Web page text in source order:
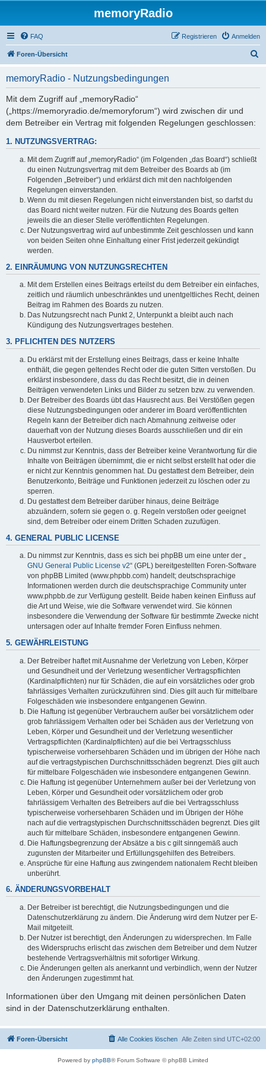
memoryRadio
FAQ Anmelden
Registrieren
Foren-Übersicht
memoryRadio - Nutzungsbedingungen
Mit dem Zugriff auf „memoryRadio“
(„https://memoryradio.de/memoryforum“) wird zwischen dir und
dem Betreiber ein Vertrag mit folgenden Regelungen geschlossen:
1. NUTZUNGSVERTRAG:
Mit dem Zugriff auf „memoryRadio“ (im Folgenden „das Board“) schließt
du einen Nutzungsvertrag mit dem Betreiber des Boards ab (im
Folgenden „Betreiber“) und erklärst dich mit den nachfolgenden
Regelungen einverstanden.
Wenn du mit diesen Regelungen nicht einverstanden bist, so darfst du
das Board nicht weiter nutzen. Für die Nutzung des Boards gelten
jeweils die an dieser Stelle veröffentlichten Regelungen.
Der Nutzungsvertrag wird auf unbestimmte Zeit geschlossen und kann
von beiden Seiten ohne Einhaltung einer Frist jederzeit gekündigt
werden.
2. EINRÄUMUNG VON NUTZUNGSRECHTEN
Mit dem Erstellen eines Beitrags erteilst du dem Betreiber ein einfaches,
zeitlich und räumlich unbeschränktes und unentgeltliches Recht, deinen
Beitrag im Rahmen des Boards zu nutzen.
Das Nutzungsrecht nach Punkt 2, Unterpunkt a bleibt auch nach
Kündigung des Nutzungsvertrages bestehen.
3. PFLICHTEN DES NUTZERS
Du erklärst mit der Erstellung eines Beitrags, dass er keine Inhalte
enthält, die gegen geltendes Recht oder die guten Sitten verstoßen. Du
erklärst insbesondere, dass du das Recht besitzt, die in deinen
Beiträgen verwendeten Links und Bilder zu setzen bzw. zu verwenden.
Der Betreiber des Boards übt das Hausrecht aus. Bei Verstößen gegen
diese Nutzungsbedingungen oder anderer im Board veröffentlichten
Regeln kann der Betreiber dich nach Abmahnung zeitweise oder
dauerhaft von der Nutzung dieses Boards ausschließen und dir ein
Hausverbot erteilen.
Du nimmst zur Kenntnis, dass der Betreiber keine Verantwortung für die
Inhalte von Beiträgen übernimmt, die er nicht selbst erstellt hat oder die
er nicht zur Kenntnis genommen hat. Du gestattest dem Betreiber, dein
Benutzerkonto, Beiträge und Funktionen jederzeit zu löschen oder zu
sperren.
Du gestattest dem Betreiber darüber hinaus, deine Beiträge
abzuändern, sofern sie gegen o. g. Regeln verstoßen oder geeignet
sind, dem Betreiber oder einem Dritten Schaden zuzufügen.
4. GENERAL PUBLIC LICENSE
Du nimmst zur Kenntnis, dass es sich bei phpBB um eine unter der „
GNU General Public License v2“ (GPL) bereitgestellten Foren-Software
von phpBB Limited (www.phpbb.com) handelt; deutschsprachige
Informationen werden durch die deutschsprachige Community unter
www.phpbb.de zur Verfügung gestellt. Beide haben keinen Einfluss auf
die Art und Weise, wie die Software verwendet wird. Sie können
insbesondere die Verwendung der Software für bestimmte Zwecke nicht
untersagen oder auf Inhalte fremder Foren Einfluss nehmen.
5. GEWÄHRLEISTUNG
Der Betreiber haftet mit Ausnahme der Verletzung von Leben, Körper
und Gesundheit und der Verletzung wesentlicher Vertragspflichten
(Kardinalpflichten) nur für Schäden, die auf ein vorsätzliches oder grob
fahrlässiges Verhalten zurückzuführen sind. Dies gilt auch für mittelbare
Folgeschäden wie insbesondere entgangenen Gewinn.
Die Haftung ist gegenüber Verbrauchern außer bei vorsätzlichem oder
grob fahrlässigem Verhalten oder bei Schäden aus der Verletzung von
Leben, Körper und Gesundheit und der Verletzung wesentlicher
Vertragspflichten (Kardinalpflichten) auf die bei Vertragsschluss
typischerweise vorhersehbaren Schäden und im übrigen der Höhe nach
auf die vertragstypischen Durchschnittsschäden begrenzt. Dies gilt auch
für mittelbare Folgeschäden wie insbesondere entgangenen Gewinn.
Die Haftung ist gegenüber Unternehmern außer bei der Verletzung von
Leben, Körper und Gesundheit oder vorsätzlichem oder grob
fahrlässigem Verhalten des Betreibers auf die bei Vertragsschluss
typischerweise vorhersehbaren Schäden und im Übrigen der Höhe
nach auf die vertragstypischen Durchschnittsschäden begrenzt. Dies gilt
auch für mittelbare Schäden, insbesondere entgangenen Gewinn.
Die Haftungsbegrenzung der Absätze a bis c gilt sinngemäß auch
zugunsten der Mitarbeiter und Erfüllungsgehilfen des Betreibers.
Ansprüche für eine Haftung aus zwingendem nationalem Recht bleiben
unberührt.
6. ÄNDERUNGSVORBEHALT
Der Betreiber ist berechtigt, die Nutzungsbedingungen und die
Datenschutzerklärung zu ändern. Die Änderung wird dem Nutzer per E-
Mail mitgeteilt.
Der Nutzer ist berechtigt, den Änderungen zu widersprechen. Im Falle
des Widerspruchs erlischt das zwischen dem Betreiber und dem Nutzer
bestehende Vertragsverhältnis mit sofortiger Wirkung.
Die Änderungen gelten als anerkannt und verbindlich, wenn der Nutzer
den Änderungen zugestimmt hat.
Informationen über den Umgang mit deinen persönlichen Daten
sind in der Datenschutzerklärung enthalten.
Foren-Übersicht Alle Zeiten sind UTC+02:00
Alle Cookies löschen
Powered by phpBB® Forum Software © phpBB Limited